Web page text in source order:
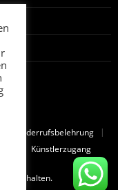
vorbehalten.
Widerrufsbelehrung
Künstlerzugang